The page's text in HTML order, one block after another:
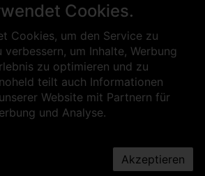
Cookies.
Cookies, um den Service zu
verbessern, um Inhalte, Werbung
zu optimieren und zu
teilt auch Informationen
Website mit Partnern für
und Analyse.
Akzeptieren